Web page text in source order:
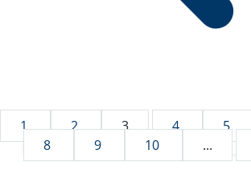
1 2 3 4 5
8
9 10 ...